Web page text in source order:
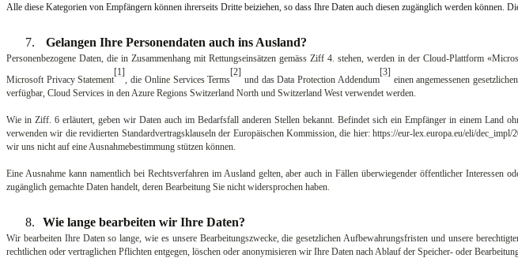
Alle diese Kategorien von Empfängern können ihrerseits Dritte beiziehen, so dass Ihre Daten auch diesen zugänglich werden
7. Gelangen Ihre Personendaten auch ins Ausland?
Personenbezogene Daten, die in Zusammenhang mit Rettungseinsätzen gemäss Ziff 4. stehen, werden in der Cloud-Plattform
Microsoft Privacy Statement
[1]
, die Online Services Terms
[2]
und das Data Protection Addendum
[3]
einen angemessenen
verfügbar, Cloud Services in den Azure Regions Switzerland North und Switzerland West verwendet werden.
Wie in Ziff. 6 erläutert, geben wir Daten auch im Bedarfsfall anderen Stellen bekannt. Befindet sich ein Empfänger in einem Land
verwenden wir die revidierten Standardvertragsklauseln der Europäischen Kommission, die hier: https://eur-lex.europa.eu/eli/
wir uns nicht auf eine Ausnahmebestimmung stützen können.
Eine Ausnahme kann namentlich bei Rechtsverfahren im Ausland gelten, aber auch in Fällen überwiegender öffentlicher
zugänglich gemachte Daten handelt, deren Bearbeitung Sie nicht widersprochen haben.
8. Wie lange bearbeiten wir Ihre Daten?
Wir bearbeiten Ihre Daten so lange, wie es unsere Bearbeitungszwecke, die gesetzlichen Aufbewahrungsfristen und unsere
rechtlichen oder vertraglichen Pflichten entgegen, löschen oder anonymisieren wir Ihre Daten nach Ablauf der Speicher- oder